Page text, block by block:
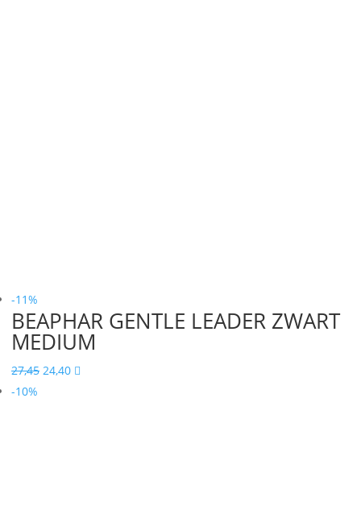
-11%
BEAPHAR GENTLE LEADER ZWART
MEDIUM
27,45 Oorspronkelijke
24,40Huidige

-10%